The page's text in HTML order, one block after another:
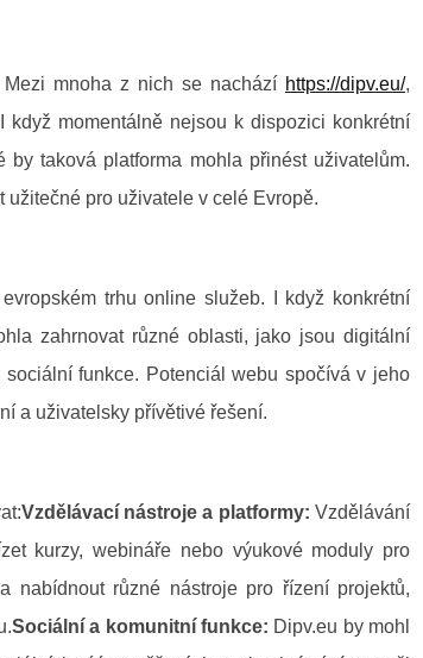
mnoha z nich se nachází https://dipv.eu/,
momentálně nejsou k dispozici konkrétní
taková platforma mohla přinést uživatelům.
pro uživatele v celé Evropě.
trhu online služeb. I když konkrétní
zahrnovat různé oblasti, jako jsou digitální
funkce. Potenciál webu spočívá v jeho
a uživatelsky přívětivé řešení.
Vzdělávací nástroje a platformy: Vzdělávání
kurzy, webináře nebo výukové moduly pro
nabídnout různé nástroje pro řízení projektů,
Sociální a komunitní funkce: Dipv.eu by mohl